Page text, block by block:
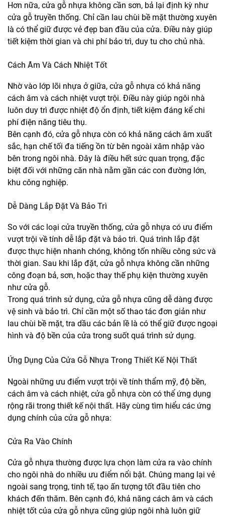
Hơn nữa, cửa gỗ nhựa không cần sơn, bả lại định kỳ như
cửa gỗ truyền thống. Chỉ cần lau chùi bề mặt thường xuyên
là có thể giữ được vẻ đẹp ban đầu của cửa. Điều này giúp
tiết kiệm thời gian và chi phí bảo trì, duy tu cho chủ nhà.
Cách Âm Và Cách Nhiệt Tốt
Nhờ vào lớp lõi nhựa ở giữa, cửa gỗ nhựa có khả năng
cách âm và cách nhiệt vượt trội. Điều này giúp ngôi nhà
luôn duy trì được nhiệt độ ổn định, tiết kiệm đáng kể chi
phí điện năng tiêu thụ.
Bên cạnh đó, cửa gỗ nhựa còn có khả năng cách âm xuất
sắc, hạn chế tối đa tiếng ồn từ bên ngoài xâm nhập vào
bên trong ngôi nhà. Đây là điều hết sức quan trọng, đặc
biệt đối với những căn nhà nằm gần các con đường lớn,
khu công nghiệp.
Dễ Dàng Lắp Đặt Và Bảo Trì
So với các loại cửa truyền thống, cửa gỗ nhựa có ưu điểm
vượt trội về tính dễ lắp đặt và bảo trì. Quá trình lắp đặt
được thực hiện nhanh chóng, không tốn nhiều công sức và
thời gian. Sau khi lắp đặt, cửa gỗ nhựa không cần những
công đoạn bả, sơn, hoặc thay thế phụ kiện thường xuyên
như cửa gỗ.
Trong quá trình sử dụng, cửa gỗ nhựa cũng dễ dàng được
vệ sinh và bảo trì. Chỉ cần một số thao tác đơn giản như
lau chùi bề mặt, tra dầu các bản lề là có thể giữ được ngoại
hình và độ bền của cửa trong suốt quá trình sử dụng.
Ứng Dụng Của Cửa Gỗ Nhựa Trong Thiết Kế Nội Thất
Ngoài những ưu điểm vượt trội về tính thẩm mỹ, độ bền,
cách âm và cách nhiệt, cửa gỗ nhựa còn có thể ứng dụng
rộng rãi trong thiết kế nội thất. Hãy cùng tìm hiểu các ứng
dụng chính của cửa gỗ nhựa:
Cửa Ra Vào Chính
Cửa gỗ nhựa thường được lựa chọn làm cửa ra vào chính
cho ngôi nhà do nhiều ưu điểm nổi bật. Chúng mang lại vẻ
ngoài sang trọng, tinh tế, tạo ấn tượng tốt đầu tiên cho
khách đến thăm. Bên cạnh đó, khả năng cách âm và cách
nhiệt tốt của cửa gỗ nhựa cũng giúp ngôi nhà luôn giữ